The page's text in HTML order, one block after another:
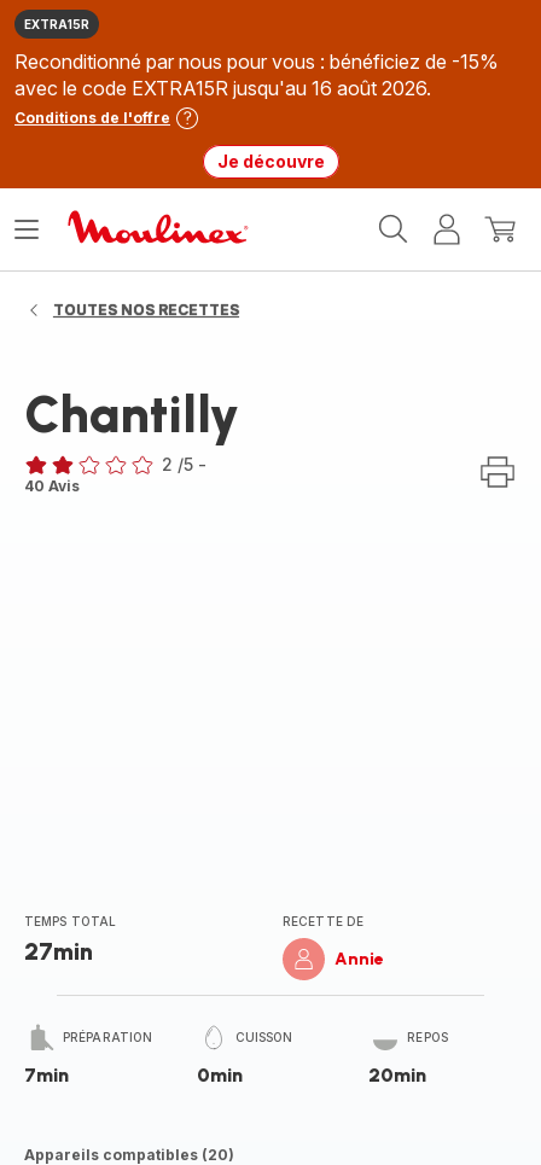
EXTRA15R
Reconditionné par nous pour vous : bénéficiez de -15%
avec le code EXTRA15R jusqu'au 16 août 2026.
Conditions de l'offre
Je découvre
MonMon
Ouvrir
TOUTES NOS RECETTES
Chantilly
Avis
2 /5 -
40 Avis
TEMPS TOTAL
27min
RECETTE DE
Annie
PRÉPARATION
7min
CUISSON
0min
REPOS
20min
Appareils compatibles (20)